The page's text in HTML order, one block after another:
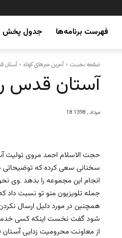
فهرست برنامه‌ها جدول پخش
صفحه نخست آخرین خبرهای کوتاه آستان
آستان قدس
18 مرداد , 1398
حجت الاسلام احمد مروى
سخنانی سعی کرده که توضيحاتى
انجام اين مجموعه را بدهد .وی
جمله تلویزیون منو تو نسبت داد
شود گفت نخست اينكه كسى
از معاونت محروميت زدايى